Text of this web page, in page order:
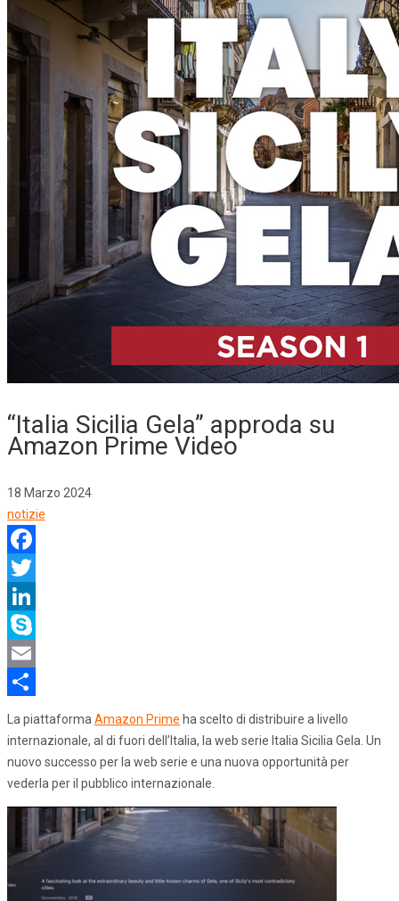
“Italia Sicilia Gela” approda su
Amazon Prime Video
18 Marzo 2024
notizie
Facebook
Twitter
LinkedIn
Skype
Email
La piattaforma Amazon Prime ha scelto di distribuire a livello
internazionale, al di fuori dell’Italia, la web serie Italia Sicilia Gela. Un
nuovo successo per la web serie e una nuova opportunità per
vederla per il pubblico internazionale.